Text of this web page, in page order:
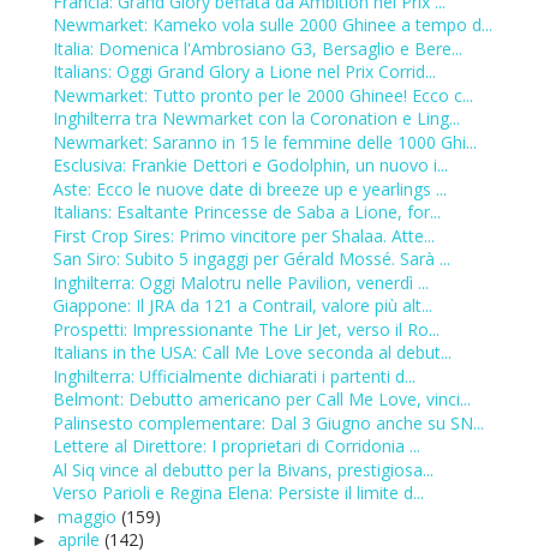
Newmarket: Kameko vola sulle 2000 Ghinee a tempo d...
Italia: Domenica l'Ambrosiano G3, Bersaglio e Bere...
Italians: Oggi Grand Glory a Lione nel Prix Corrid...
Newmarket: Tutto pronto per le 2000 Ghinee! Ecco c...
Inghilterra tra Newmarket con la Coronation e Ling...
Newmarket: Saranno in 15 le femmine delle 1000 Ghi...
Esclusiva: Frankie Dettori e Godolphin, un nuovo i...
Aste: Ecco le nuove date di breeze up e yearlings ...
Italians: Esaltante Princesse de Saba a Lione, for...
First Crop Sires: Primo vincitore per Shalaa. Atte...
San Siro: Subito 5 ingaggi per Gérald Mossé. Sarà ...
Inghilterra: Oggi Malotru nelle Pavilion, venerdì ...
Giappone: Il JRA da 121 a Contrail, valore più alt...
Prospetti: Impressionante The Lir Jet, verso il Ro...
Italians in the USA: Call Me Love seconda al debut...
Inghilterra: Ufficialmente dichiarati i partenti d...
Belmont: Debutto americano per Call Me Love, vinci...
Palinsesto complementare: Dal 3 Giugno anche su SN...
Lettere al Direttore: I proprietari di Corridonia ...
Al Siq vince al debutto per la Bivans, prestigiosa...
Verso Parioli e Regina Elena: Persiste il limite d...
► maggio (159)
► aprile (142)